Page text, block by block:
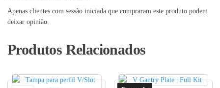
Apenas clientes com sessão iniciada que compraram este produto podem
deixar opinião.
Produtos Relacionados